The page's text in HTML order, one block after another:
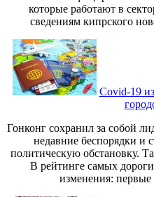
которые работают в
сведениям кипрского
Covid-19
Гонконг сохранил за собой
недавние беспорядки и
политическую обстановку.
В рейтинге самых
изменения: первые